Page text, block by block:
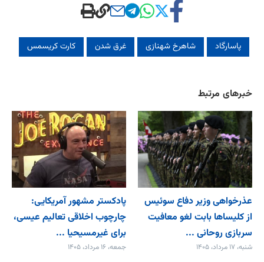
پاسارگاد شاهرخ شهنازی غرق شدن کارت کریسمس
خبرهای مرتبط
عذرخواهی وزیر دفاع سوئیس
از کلیساها بابت لغو معافیت
سربازی روحانی ...
شنبه، ۱۷ مرداد، ۱۴۰۵
پادکستر مشهور آمریکایی:
چارچوب اخلاقی تعالیم عیسی،
برای غیرمسیحیا ...
جمعه، ۱۶ مرداد، ۱۴۰۵